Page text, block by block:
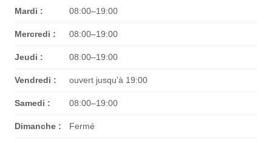
Mardi : 08:00–19:00
Mercredi : 08:00–19:00
Jeudi : 08:00–19:00
Vendredi : ouvert jusqu'à 19:00
Samedi : 08:00–19:00
Dimanche : Fermé